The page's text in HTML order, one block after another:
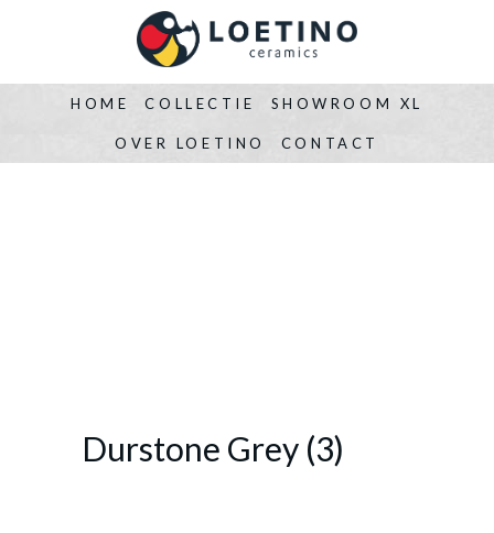
HOME COLLECTIE SHOWROOM XL
OVER LOETINO CONTACT
Durstone Grey (3)